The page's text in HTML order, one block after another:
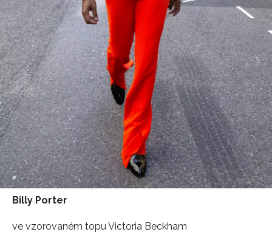
Billy Porter
ve vzorovaném topu Victoria Beckham